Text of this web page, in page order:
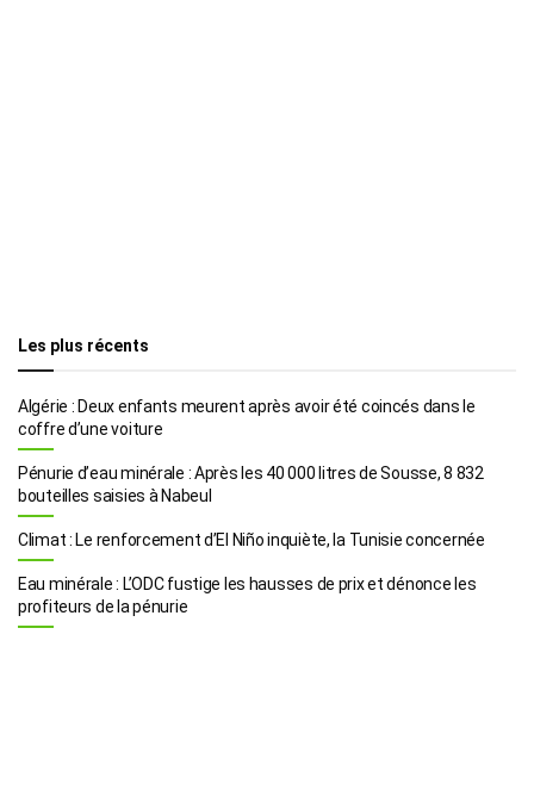
Les plus récents
Algérie : Deux enfants meurent après avoir été coincés dans le
coffre d’une voiture
Pénurie d’eau minérale : Après les 40 000 litres de Sousse, 8 832
bouteilles saisies à Nabeul
Climat : Le renforcement d’El Niño inquiète, la Tunisie concernée
Eau minérale : L’ODC fustige les hausses de prix et dénonce les
profiteurs de la pénurie